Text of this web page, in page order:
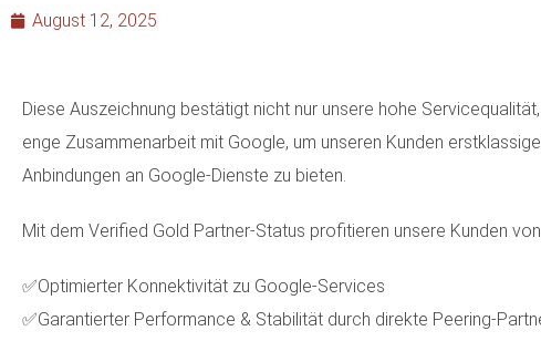
August 12, 2025
Diese Auszeichnung bestätigt nicht nur unsere hohe
enge Zusammenarbeit mit Google, um unseren Kunden
Anbindungen an Google-Dienste zu bieten.
Mit dem Verified Gold Partner-Status profitieren unsere Kunden
✅Optimierter Konnektivität zu Google-Services
✅Garantierter Performance & Stabilität durch direkte Peering-